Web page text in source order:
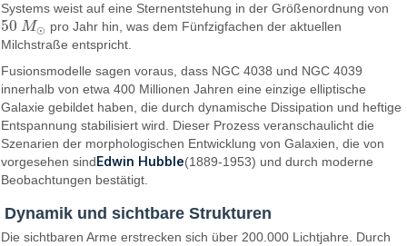
Systems weist auf eine Sternentstehung in der Größenordnung von
50 M⊙
50 M⊙
pro Jahr hin, was dem Fünfzigfachen der aktuellen
Milchstraße entspricht.
Fusionsmodelle sagen voraus, dass NGC 4038 und NGC 4039
innerhalb von etwa 400 Millionen Jahren eine einzige elliptische
Galaxie gebildet haben, die durch dynamische Dissipation und heftige
Entspannung stabilisiert wird. Dieser Prozess veranschaulicht die
Szenarien der morphologischen Entwicklung von Galaxien, die von
vorgesehen sindEdwin Hubble(1889-1953) und durch moderne
Beobachtungen bestätigt.
Dynamik und sichtbare Strukturen
Die sichtbaren Arme erstrecken sich über 200.000 Lichtjahre. Durch